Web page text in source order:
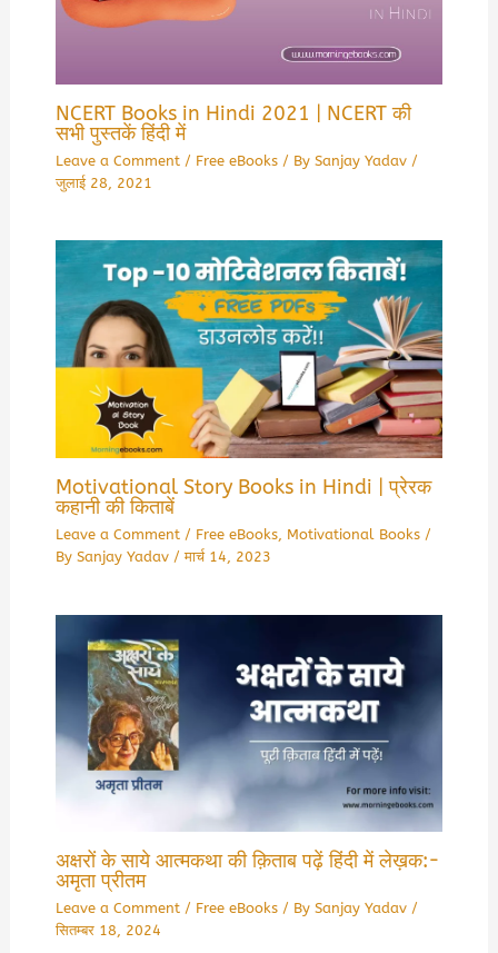
NCERT Books in Hindi 2021 | NCERT की
सभी पुस्तकें हिंदी में
Leave a Comment / Free eBooks/ By Sanjay Yadav /
जुलाई 28, 2021
Motivational Story Books in Hindi | प्रेरक
कहानी की किताबें
Leave a Comment / Free eBooks, Motivational Books/
By Sanjay Yadav /मार्च 14, 2023
अक्षरों के साये आत्मकथा की क़िताब पढ़ें हिंदी में लेख़क:-
अमृता प्रीतम
Leave a Comment / Free eBooks/ By Sanjay Yadav /
सितम्बर 18, 2024